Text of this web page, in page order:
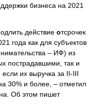
бизнеса на 2021
действие отсрочек
года как для субъектов
– ИФ) из
пострадавшими, так и
их выручка за II-III
30% и более, – отметил
Об этом пишет